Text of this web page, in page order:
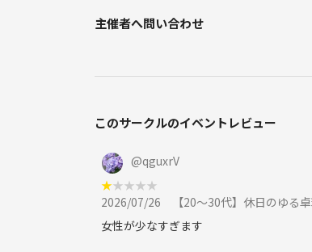
主催者へ問い合わせ
このサークルのイベントレビュー
@qguxrV
★★★★★
2026/07/26
【20〜30代】休日のゆる卓球
女性が少なすぎます